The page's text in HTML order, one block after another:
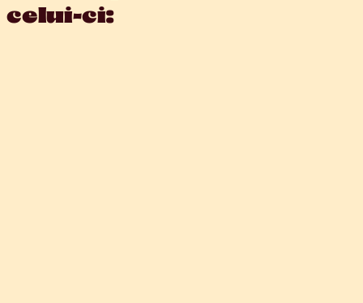
celui-ci: